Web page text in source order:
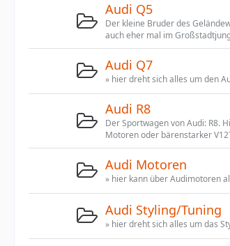
Audi Q5
Der kleine Bruder des
auch eher mal im
Audi Q7
» hier dreht sich alles um den
Audi R8
Der Sportwagen von Audi: R8.
Motoren oder bärenstarker
Audi Motoren
» hier kann über Audimotoren
Audi Styling/Tuning
» hier dreht sich alles um das